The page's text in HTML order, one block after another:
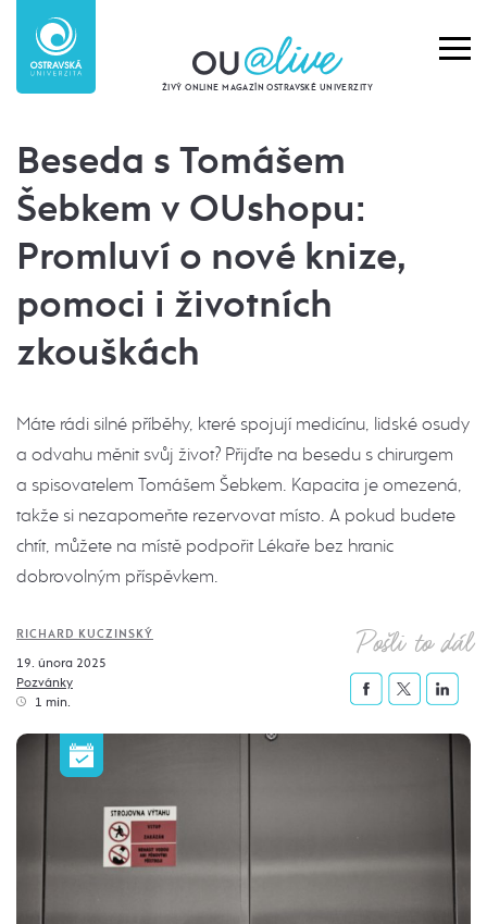
ŽIVÝ ONLINE MAGAZÍN OSTRAVSKÉ UNIVERZITY
Beseda s Tomášem
Šebkem v OUshopu:
Promluví o nové knize,
pomoci i životních
zkouškách
Máte rádi silné příběhy, které spojují medicínu, lidské osudy
a odvahu měnit svůj život? Přijďte na besedu s chirurgem
a spisovatelem Tomášem Šebkem. Kapacita je omezená,
takže si nezapomeňte rezervovat místo. A pokud budete
chtít, můžete na místě podpořit Lékaře bez hranic
dobrovolným příspěvkem.
RICHARD KUCZINSKÝ
19. února 2025
Pozvánky
1 min.
Pošli to dál